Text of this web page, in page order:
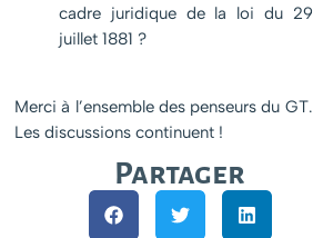
cadre juridique de la loi du 29
juillet 1881 ?
Merci à l’ensemble des penseurs du GT.
Les discussions continuent !
Partager